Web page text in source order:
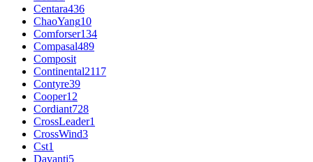
Centara436
ChaoYang10
Comforser134
Compasal489
Composit
Continental2117
Contyre39
Cooper12
Cordiant728
CrossLeader1
CrossWind3
Cst1
Davanti5